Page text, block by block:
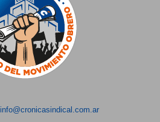
info@cronicasindical.com.ar